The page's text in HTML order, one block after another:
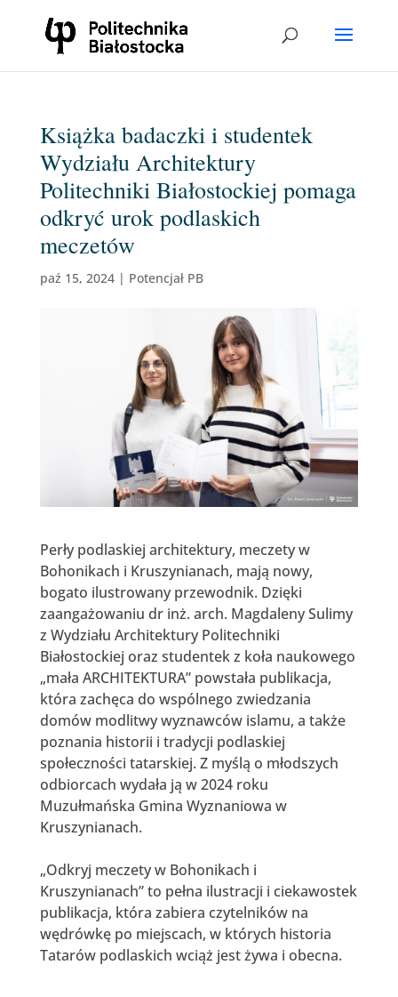
Książka badaczki i studentek
Wydziału Architektury
Politechniki Białostockiej pomaga
odkryć urok podlaskich
meczetów
paź 15, 2024| Potencjał PB
Perły podlaskiej architektury, meczety w
Bohonikach i Kruszynianach, mają nowy,
bogato ilustrowany przewodnik. Dzięki
zaangażowaniu dr inż. arch. Magdaleny Sulimy
z Wydziału Architektury Politechniki
Białostockiej oraz studentek z koła naukowego
„mała ARCHITEKTURA” powstała publikacja,
która zachęca do wspólnego zwiedzania
domów modlitwy wyznawców islamu, a także
poznania historii i tradycji podlaskiej
społeczności tatarskiej. Z myślą o młodszych
odbiorcach wydała ją w 2024 roku
Muzułmańska Gmina Wyznaniowa w
Kruszynianach.
„Odkryj meczety w Bohonikach i
Kruszynianach” to pełna ilustracji i ciekawostek
publikacja, która zabiera czytelników na
wędrówkę po miejscach, w których historia
Tatarów podlaskich wciąż jest żywa i obecna.